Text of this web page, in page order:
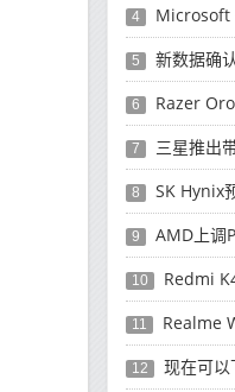
4 Microsoft
5 新数据确
6 Razer Orochi
7 三星推出带有OLED显
8 SK Hynix预测
9 AMD上调PC
10 Redmi
11 Realme
12 现在可以